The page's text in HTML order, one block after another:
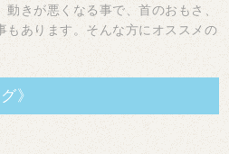
きが悪くなる事で、首のおもさ、
もあります。そんな方にオススメの
》